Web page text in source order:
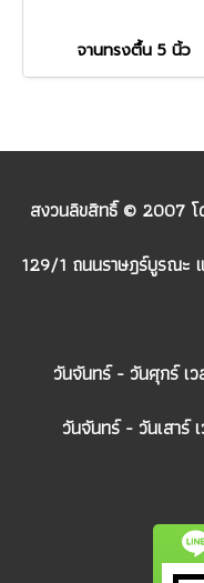
จานทรงตื้น 5 นิ้ว
สงวนลิขสิทธิ์ © 2007 โ
129/1 ถนนราษฎร์บูรณะ
วันจันทร์ - วันศุกร์ เ
วันจันทร์ - วันเสาร์